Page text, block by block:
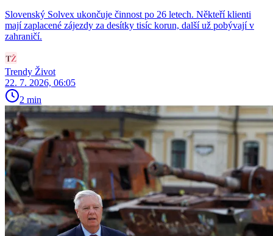
Slovenský Solvex ukončuje činnost po 26 letech. Někteří klienti
mají zaplacené zájezdy za desítky tisíc korun, další už pobývají v
zahraničí.
Trendy Život
22. 7. 2026, 06:05
2 min